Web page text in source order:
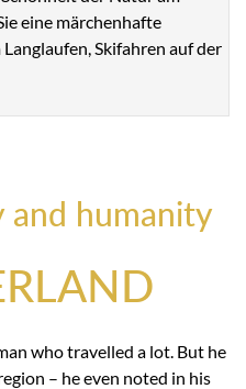
eine märchenhafte
Skifahren auf der
and humanity
who travelled a lot. But he
– he even noted in his